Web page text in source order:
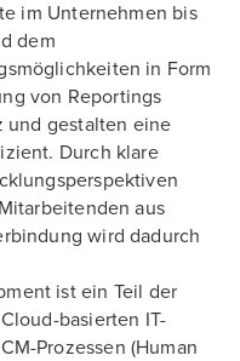
im Unternehmen bis
dem
in Form
von Reportings
und gestalten eine
Durch klare
aus
wird dadurch
ist ein Teil der
basierten IT-
Prozessen (Human